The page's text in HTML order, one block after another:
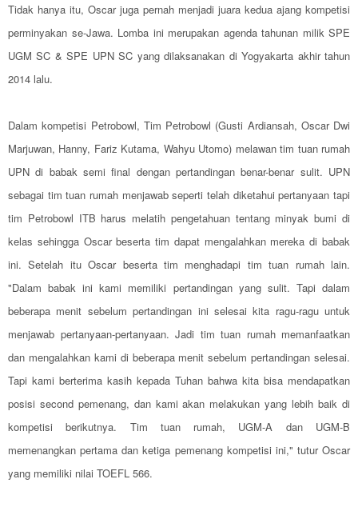
Tidak hanya itu, Oscar juga pernah menjadi juara kedua ajang kompetisi
perminyakan se-Jawa. Lomba ini merupakan agenda tahunan milik SPE
UGM SC & SPE UPN SC yang dilaksanakan di Yogyakarta akhir tahun
2014 lalu.
Dalam kompetisi Petrobowl, Tim Petrobowl (Gusti Ardiansah, Oscar Dwi
Marjuwan, Hanny, Fariz Kutama, Wahyu Utomo) melawan tim tuan rumah
UPN di babak semi final dengan pertandingan benar-benar sulit. UPN
sebagai tim tuan rumah menjawab seperti telah diketahui pertanyaan tapi
tim Petrobowl ITB harus melatih pengetahuan tentang minyak bumi di
kelas sehingga Oscar beserta tim dapat mengalahkan mereka di babak
ini. Setelah itu Oscar beserta tim menghadapi tim tuan rumah lain.
"Dalam babak ini kami memiliki pertandingan yang sulit. Tapi dalam
beberapa menit sebelum pertandingan ini selesai kita ragu-ragu untuk
menjawab pertanyaan-pertanyaan. Jadi tim tuan rumah memanfaatkan
dan mengalahkan kami di beberapa menit sebelum pertandingan selesai.
Tapi kami berterima kasih kepada Tuhan bahwa kita bisa mendapatkan
posisi second pemenang, dan kami akan melakukan yang lebih baik di
kompetisi berikutnya. Tim tuan rumah, UGM-A dan UGM-B
memenangkan pertama dan ketiga pemenang kompetisi ini," tutur Oscar
yang memiliki nilai TOEFL 566.